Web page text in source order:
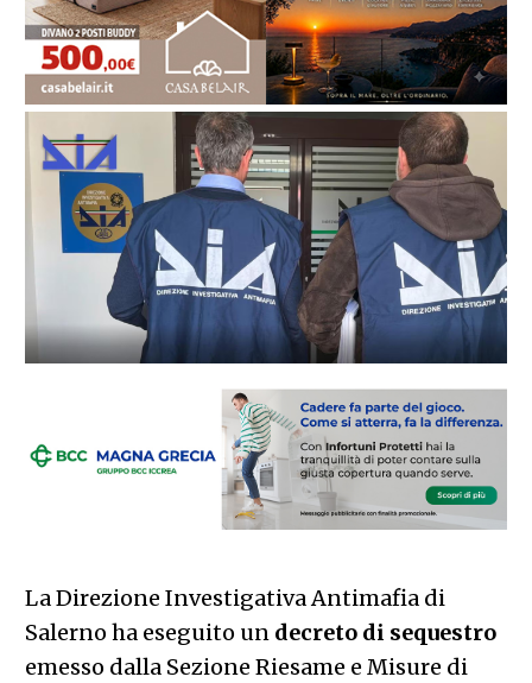
La Direzione Investigativa Antimafia di
Salerno ha eseguito un decreto di sequestro
emesso dalla Sezione Riesame e Misure di